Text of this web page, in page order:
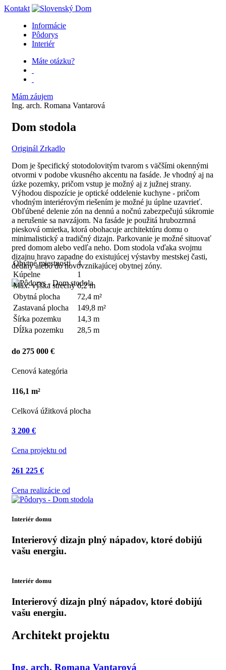
Kontakt
Informácie
Pôdorys
Interiér
Máte otázku?
Mám záujem
Ing. arch. Romana Vantarová
Dom stodola
Originál Zrkadlo
Dom je špecifický stotodolovitým tvarom s väčšími okennými
otvormi v podobe vkusného akcentu na fasáde. Je vhodný aj na
úzke pozemky, pričom vstup je možný aj z južnej strany.
Výhodou dispozície je optické oddelenie kuchyne - pričom
vhodným interiérovým riešením je možné ju úplne uzavrieť.
Obľúbené delenie zón na dennú a nočnú zabezpečujú súkromie
a nerušenie sa navzájom. Na fasáde je použitá hrubozrnná
piesková omietka, ktorá obohacuje architektúru domu o
minimalistický a tradičný dizajn. Parkovanie je možné situovať
pred domom alebo vedľa neho. Dom stodola vďaka svojmu
dizajnu hravo zapadne do existujúcej výstavby mestskej časti,
dediny alebo do novovznikajúcej obytnej zóny.
Obytné miestnosti
4
Kúpelne
1
Max. výška strechy 6,2 m
Obytná plocha
72,4 m²
Zastavaná plocha
149,8 m²
Šírka pozemku
14,3 m
Dĺžka pozemku
28,5 m
do 275 000 €
Cenová kategória
116,1 m²
Celková úžitková plocha
3 200 €
Cena projektu od
261 225 €
Cena realizácie od
Interiér domu
Interierový dizajn plný nápadov, ktoré dobijú
vašu energiu.
Interiér domu
Interierový dizajn plný nápadov, ktoré dobijú
vašu energiu.
Architekt projektu
Ing. arch. Romana Vantarová